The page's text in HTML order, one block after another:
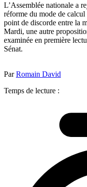
L’Assemblée nationale a
réforme du mode de calcul
point de discorde entre la
Mardi, une autre
examinée en première
Sénat.
ParRomain David
Temps de lecture :